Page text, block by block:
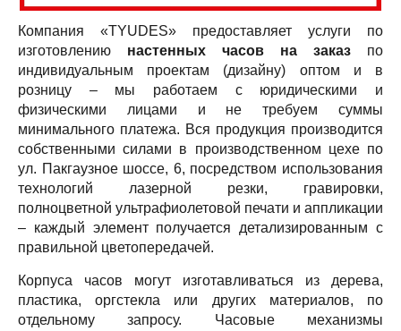
Компания «TYUDES» предоставляет услуги по
изготовлению настенных часов на заказ по
индивидуальным проектам (дизайну) оптом и в
розницу – мы работаем с юридическими и
физическими лицами и не требуем суммы
минимального платежа. Вся продукция производится
собственными силами в производственном цехе по
ул. Пакгаузное шоссе, 6, посредством использования
технологий лазерной резки, гравировки,
полноцветной ультрафиолетовой печати и аппликации
– каждый элемент получается детализированным с
правильной цветопередачей.
Корпуса часов могут изготавливаться из дерева,
пластика, оргстекла или других материалов, по
отдельному запросу. Часовые механизмы